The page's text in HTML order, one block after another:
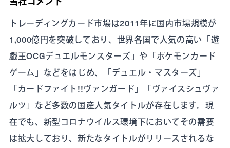
トレーディングカード市場は2011年に国内市場規模が
1,000億円を突破しており、世界各国で人気の高い「遊
戯王OCGデュエルモンスターズ」や「ポケモンカード
ゲーム」などをはじめ、「デュエル・マスターズ」
「カードファイト!!ヴァンガード」「ヴァイスシュヴァ
ルツ」など多数の国産人気タイトルが存在します。現
在でも、新型コロナウイルス環境下においてその需要
は拡大しており、新たなタイトルがリリースされるな